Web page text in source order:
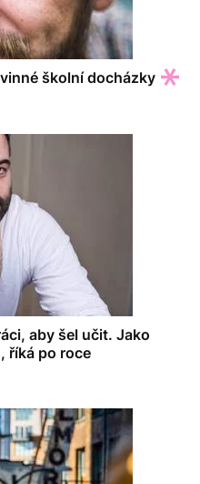
školní docházky
aby šel učit. Jako
říká po roce